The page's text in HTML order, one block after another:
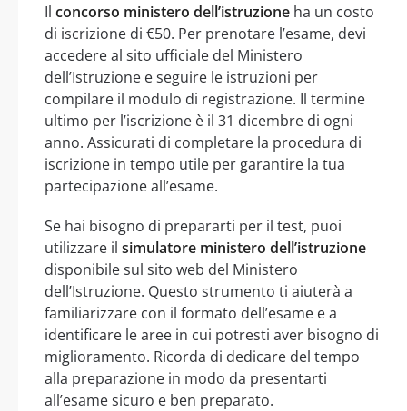
Il concorso ministero dell’istruzione ha un costo
di iscrizione di €50. Per prenotare l’esame, devi
accedere al sito ufficiale del Ministero
dell’Istruzione e seguire le istruzioni per
compilare il modulo di registrazione. Il termine
ultimo per l’iscrizione è il 31 dicembre di ogni
anno. Assicurati di completare la procedura di
iscrizione in tempo utile per garantire la tua
partecipazione all’esame.
Se hai bisogno di prepararti per il test, puoi
utilizzare il simulatore ministero dell’istruzione
disponibile sul sito web del Ministero
dell’Istruzione. Questo strumento ti aiuterà a
familiarizzare con il formato dell’esame e a
identificare le aree in cui potresti aver bisogno di
miglioramento. Ricorda di dedicare del tempo
alla preparazione in modo da presentarti
all’esame sicuro e ben preparato.